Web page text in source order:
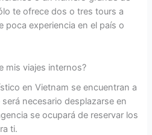
te ofrece dos o tres tours a
poca experiencia en el país o
mis viajes internos?
en Vietnam se encuentran a
necesario desplazarse en
se ocupará de reservar los
ti.